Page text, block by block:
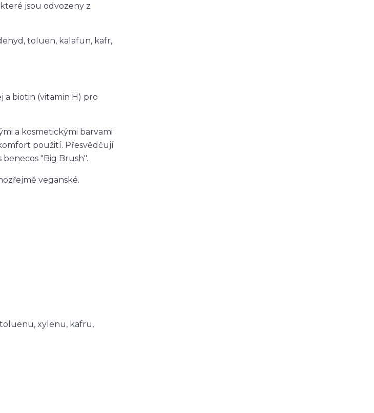
jsou odvozeny z
toluen, kalafun, kafr,
a biotin (vitamin H) pro
a kosmetickými barvami
použití. Přesvědčují
"Big Brush".
veganské.
xylenu, kafru,